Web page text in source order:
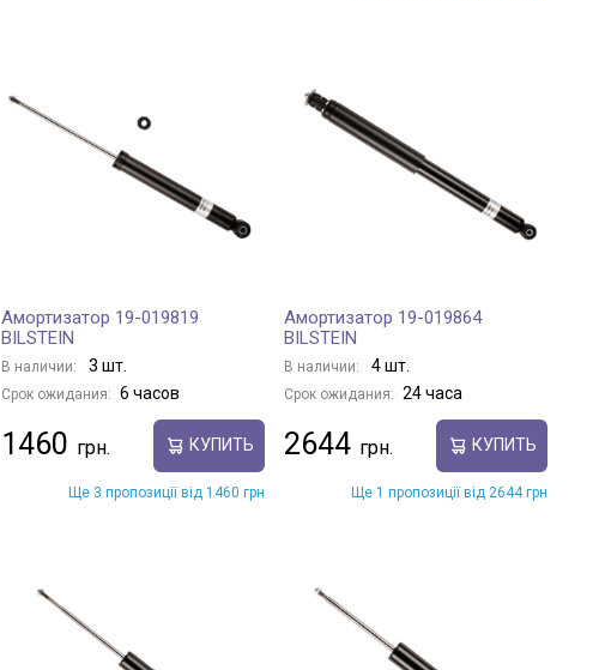
Амортизатор 19-019819
BILSTEIN
В наличии: 3 шт.
Срок ожидания: 6 часов
1460 КУПИТЬ
Ще 3 пропозиції від 1460 грн
Амортизатор 19-019864
BILSTEIN
В наличии: 4 шт.
Срок ожидания: 24 часа
2644 КУПИТЬ
Ще 1 пропозиції від 2644 грн